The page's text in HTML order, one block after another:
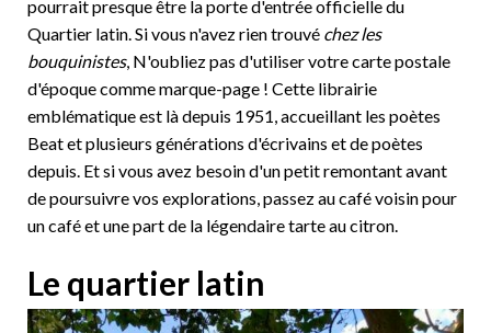
pourrait presque être la porte d'entrée officielle du
Quartier latin. Si vous n'avez rien trouvé chez les
bouquinistes, N'oubliez pas d'utiliser votre carte postale
d'époque comme marque-page ! Cette librairie
emblématique est là depuis 1951, accueillant les poètes
Beat et plusieurs générations d'écrivains et de poètes
depuis. Et si vous avez besoin d'un petit remontant avant
de poursuivre vos explorations, passez au café voisin pour
un café et une part de la légendaire tarte au citron.
Le quartier latin